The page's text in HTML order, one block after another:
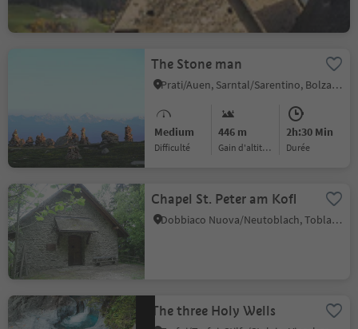
The Stone man
Prati/Auen, Sarntal/Sarentino, Bolzano/Bozen and environs
Medium
Difficulté
446 m
Gain d'altitude
2h:30 Min
durée
Chapel St. Peter am Kofl
Dobbiaco Nuova/Neutoblach, Toblach/Dobbiaco, Dolomites Region 3 Zinnen
The three Holy Wells